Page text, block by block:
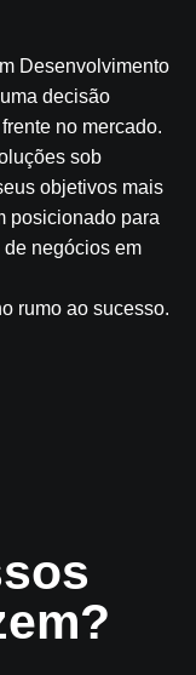
Desenvolvimento
decisão
no mercado.
sob
objetivos mais
posicionado para
negócios em
rumo ao sucesso.